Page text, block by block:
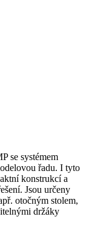
se systémem
řadu. I tyto
konstrukcí a
Jsou určeny
otočným stolem,
držáky